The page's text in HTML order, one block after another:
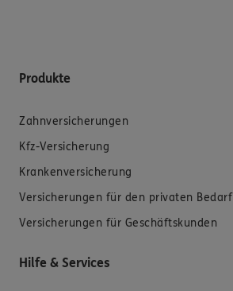
Produkte
Zahnversicherungen
Kfz-Versicherung
Krankenversicherung
Versicherungen für den privaten Bedarf
Versicherungen für Geschäftskunden
Hilfe & Services